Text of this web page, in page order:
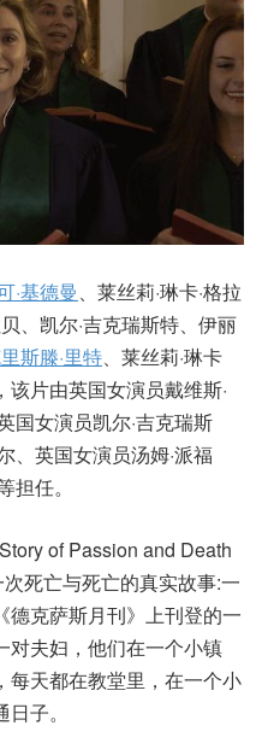
·基德曼 、莱丝莉·琳卡·格拉
、凯尔·吉克瑞斯特、伊丽
斯滕·里特 、莱丝莉·琳卡
该片由英国女演员戴维斯·
国女演员凯尔·吉克瑞斯
、英国女演员汤姆·派福
任。
of Passion and Death
死亡与死亡的真实故事:一
德克萨斯月刊》上刊登的一
对夫妇，他们在一个小镇
每天都在教堂里，在一个小
子。